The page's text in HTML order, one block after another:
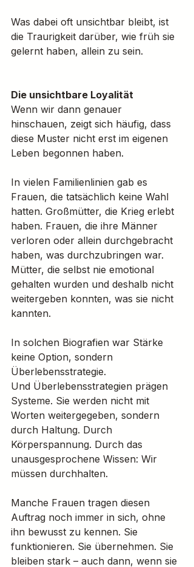
Was dabei oft unsichtbar bleibt, ist
die Traurigkeit darüber, wie früh sie
gelernt haben, allein zu sein.
Die unsichtbare Loyalität
Wenn wir dann genauer
hinschauen, zeigt sich häufig, dass
diese Muster nicht erst im eigenen
Leben begonnen haben.
In vielen Familienlinien gab es
Frauen, die tatsächlich keine Wahl
hatten. Großmütter, die Krieg erlebt
haben. Frauen, die ihre Männer
verloren oder allein durchgebracht
haben, was durchzubringen war.
Mütter, die selbst nie emotional
gehalten wurden und deshalb nicht
weitergeben konnten, was sie nicht
kannten.
In solchen Biografien war Stärke
keine Option, sondern
Überlebensstrategie.
Und Überlebensstrategien prägen
Systeme. Sie werden nicht mit
Worten weitergegeben, sondern
durch Haltung. Durch
Körperspannung. Durch das
unausgesprochene Wissen: Wir
müssen durchhalten.
Manche Frauen tragen diesen
Auftrag noch immer in sich, ohne
ihn bewusst zu kennen. Sie
funktionieren. Sie übernehmen. Sie
bleiben stark – auch dann, wenn sie